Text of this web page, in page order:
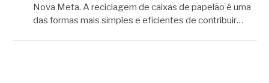
Nova Meta. A reciclagem de caixas de papelão é uma
das formas mais simples e eficientes de contribuir…